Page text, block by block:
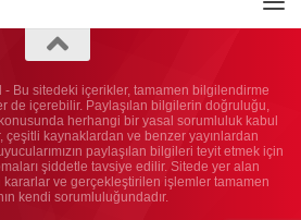
Bu sitedeki içerikler, tamamen bilgilendirme
de içerebilir. Paylaşılan bilgilerin doğruluğu,
herhangi bir yasal sorumluluk kabul
çeşitli kaynaklardan ve benzer yayınlardan
paylaşılan bilgileri teyit etmek için
şiddetle tavsiye edilir. Sitede yer alan
kararlar ve gerçekleştirilen işlemler tamamen
kendi sorumluluğundadır.